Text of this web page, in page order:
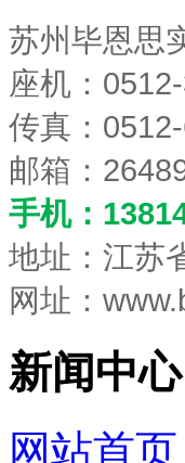
苏州毕恩思
座机：
传真：
邮箱：
手机：
地址：江苏
网址：
新闻中心
网站首页